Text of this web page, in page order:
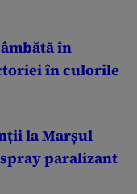
în
în culorile
la Marșul
paralizant